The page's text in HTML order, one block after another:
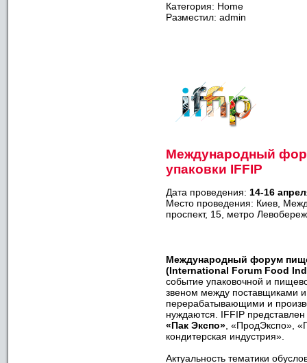
Категория: Home
Разместил: admin
Международный
упаковки IFFIP
Дата проведения: 14-16
Место проведения: Киев,
проспект, 15, метро
Международный форум
(International Forum Food
событие упаковочной и
звеном между поставщиками
перерабатывающими и
нуждаются. IFFIP
«Пак Экспо» , «ПродЭкспо»,
кондитерская индустрия».
Актуальность тематики